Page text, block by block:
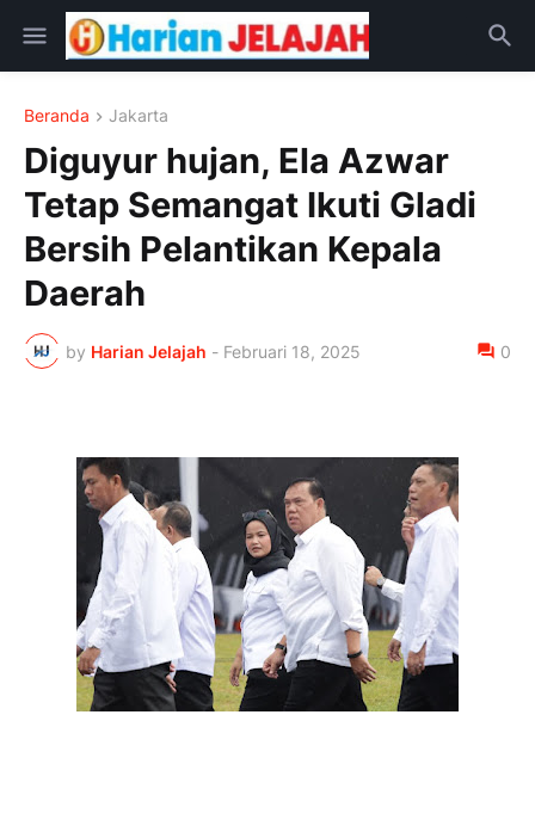
Beranda Jakarta
Diguyur hujan, Ela Azwar
Tetap Semangat Ikuti Gladi
Bersih Pelantikan Kepala
Daerah
by Harian Jelajah - Februari 18, 2025 0